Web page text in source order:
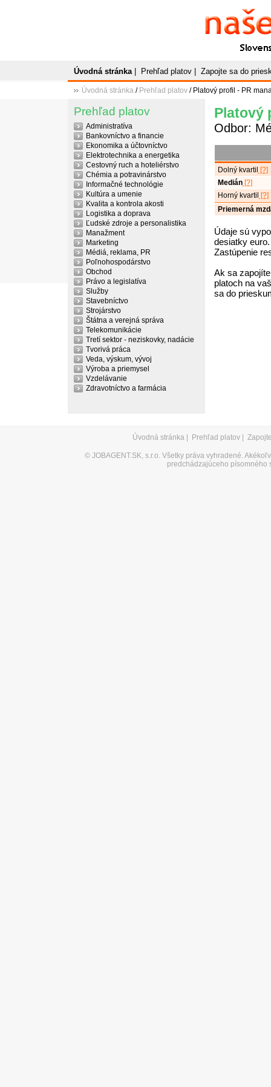
Naše
Slovenský
Úvodná stránka| Prehľad platov Zapojte sa do
Úvodná stránka / Prehľad platov / Platový profil - PR
Prehľad platov
Administratíva
Bankovníctvo a financie
Ekonomika a účtovníctvo
Elektrotechnika a energetika
Cestovný ruch a hoteliérstvo
Chémia a potravinárstvo
Informačné technológie
Kultúra a umenie
Kvalita a kontrola akosti
Logistika a doprava
Ľudské zdroje a personalistika
Manažment
Marketing
Médiá, reklama, PR
Poľnohospodárstvo
Obchod
Právo a legislatíva
Služby
Stavebníctvo
Strojárstvo
Štátna a verejná správa
Telekomunikácie
Tretí sektor - neziskovky, nadácie
Tvorivá práca
Veda, výskum, vývoj
Výroba a priemysel
Vzdelávanie
Zdravotníctvo a farmácia
Platový
Odbor:
Dolný kvartil
[?]
Medián[?]
Horný kvartil
[?]
Priemerná
Údaje sú
desiatky euro.
Zastúpenie
Ak sa
platoch na
sa do
Úvodná stránka Prehľad platov
© JOBAGENT.SK, s.r.o. Všetky práva vyhradené.
predchádzajúceho písomného